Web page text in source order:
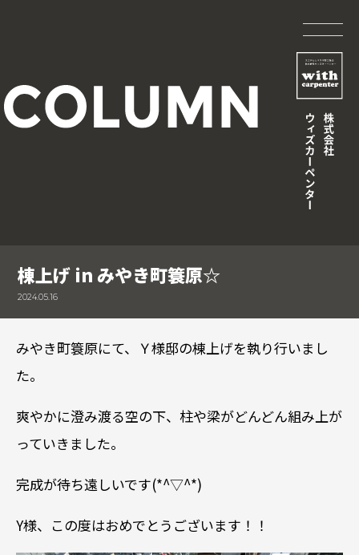
棟上げ in みやき町簑原☆
2024.05.16
みやき町簑原にて、Ｙ様邸の棟上げを執り行いまし
た。
爽やかに澄み渡る空の下、柱や梁がどんどん組み上が
っていきました。
完成が待ち遠しいです(*^▽^*)
Y様、この度はおめでとうございます！！